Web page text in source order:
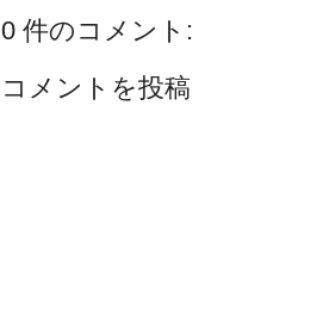
0 件のコメント:
コメントを投稿